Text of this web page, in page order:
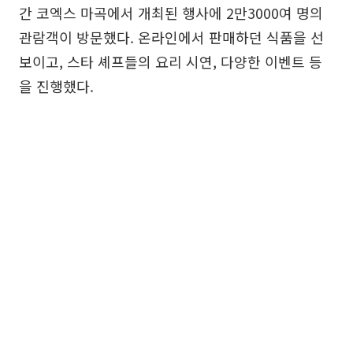
간 코엑스 마곡에서 개최된 행사에 2만3000여 명의
관람객이 방문했다. 온라인에서 판매하던 식품을 선
보이고, 스타 셰프들의 요리 시연, 다양한 이벤트 등
을 진행했다.